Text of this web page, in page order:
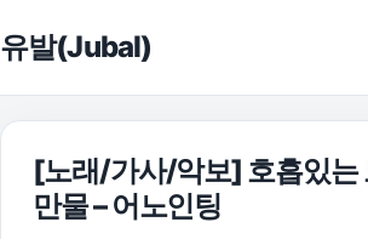
유발(Jubal)
[노래/가사/악보] 호흡있는
만물 – 어노인팅